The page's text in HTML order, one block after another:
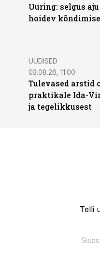
Uuring: selgus
hoidev
UUDISED
03.08.26, 11:00
Tulevased arstid
praktikale Ida-
ja tegelikkusest
Telli